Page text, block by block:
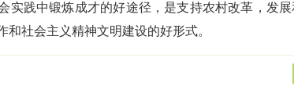
实践中锻炼成才的好途径，是支持农村改革，发
社会主义精神文明建设的好形式。